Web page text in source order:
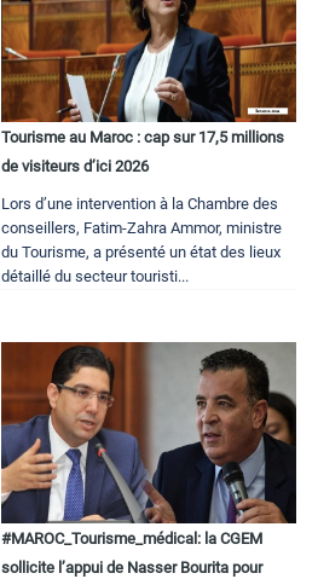
Tourisme au Maroc : cap sur 17,5 millions
de visiteurs d’ici 2026
Lors d’une intervention à la Chambre des
conseillers, Fatim-Zahra Ammor, ministre
du Tourisme, a présenté un état des lieux
détaillé du secteur touristi...
#MAROC_Tourisme_médical: la CGEM
sollicite l’appui de Nasser Bourita pour